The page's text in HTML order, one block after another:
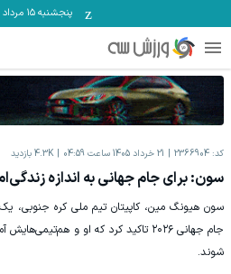
پنجشنبه ۱۵ مرداد
کد: 2366904 21 خرداد 1405 ساعت 04:59 4.3K بازدید
سون: برای جام جهانی به اندازه
سون هیونگ مین، کاپیتان تیم ملی کره جنوبی،
جام جهانی ۲۰۲۶ تاکید کرد که او و
شوند.